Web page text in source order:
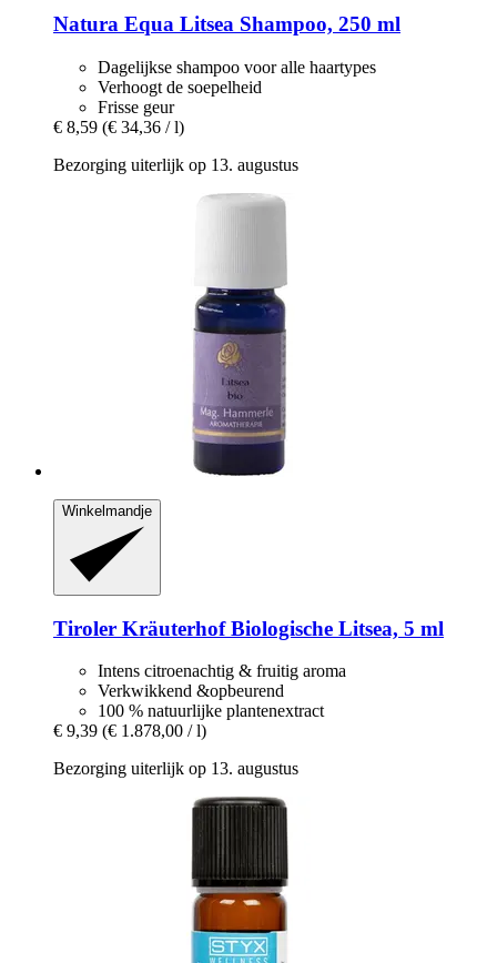
Natura Equa Litsea Shampoo, 250 ml
Dagelijkse shampoo voor alle haartypes
Verhoogt de soepelheid
Frisse geur
€ 8,59 (€ 34,36 / l)
Bezorging uiterlijk op 13. augustus
Winkelmandje
Tiroler KräuterhofBiologische Litsea, 5 ml
Intens citroenachtig & fruitig aroma
Verkwikkend &opbeurend
100 % natuurlijke plantenextract
€ 9,39 (€ 1.878,00 / l)
Bezorging uiterlijk op 13. augustus